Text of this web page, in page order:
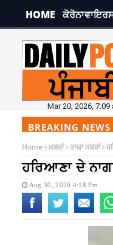
HOME
Mar 20, 2026, 7:09
BREAKING NEWS
Home ਖ਼ਬਰਾਂ ਤਾਜ਼ਾ ਖ਼ਬਰਾਂ
ਹਰਿਆਣਾ ਦੇ
Aug 30, 2020 4:18 Pm